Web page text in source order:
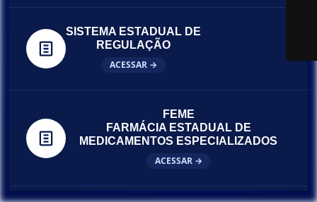
SISTEMA ESTADUAL DE
REGULAÇÃO
ACESSAR →
FEME
FARMÁCIA ESTADUAL DE
MEDICAMENTOS ESPECIALIZADOS
ACESSAR →